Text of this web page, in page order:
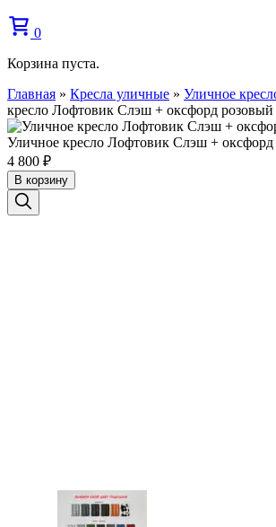
0
Корзина пуста.
Главная » Кресла уличные » Уличное
кресло Лофтовик Слэш + оксфорд розовый
Уличное кресло Лофтовик Слэш + оксфорд
4 800 ₽
В корзину